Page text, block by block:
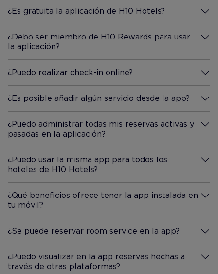
¿Es gratuita la aplicación de H10 Hotels?
Desplegar información
¿Debo ser miembro de H10 Rewards para usar
la aplicación?
Desplegar información
¿Puedo realizar check-in online?
Desplegar información
¿Es posible añadir algún servicio desde la app?
Desplegar información
¿Puedo administrar todas mis reservas activas y
pasadas en la aplicación?
Desplegar información
¿Puedo usar la misma app para todos los
hoteles de H10 Hotels?
Desplegar información
¿Qué beneficios ofrece tener la app instalada en
tu móvil?
Desplegar información
¿Se puede reservar room service en la app?
Desplegar información
¿Puedo visualizar en la app reservas hechas a
través de otras plataformas?
Desplegar información